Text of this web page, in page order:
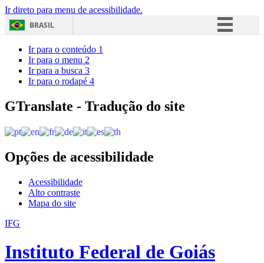
Ir direto para menu de acessibilidade.
BRASIL
Acesso à informação
Ir para o conteúdo 1
Ir para o menu 2
Ir para a busca 3
Ir para o rodapé 4
GTranslate - Tradução do site
Opções de acessibilidade
Acessibilidade
Alto contraste
Mapa do site
IFG
Instituto Federal de Goiás